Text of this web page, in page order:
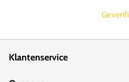
Klantenservice